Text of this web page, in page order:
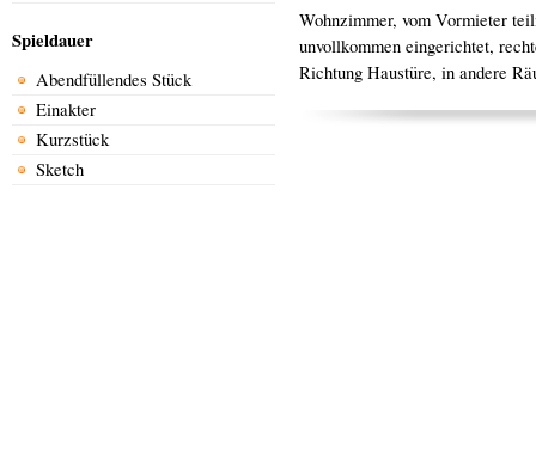
Spieldauer
Abendfüllendes Stück
Einakter
Kurzstück
Sketch
Wohnzimmer, vom Vormieter
unvollkommen eingerichtet,
Richtung Haustüre, in andere